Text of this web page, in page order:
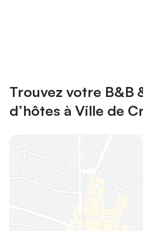
Trouvez votre B&B
d’hôtes à Ville de